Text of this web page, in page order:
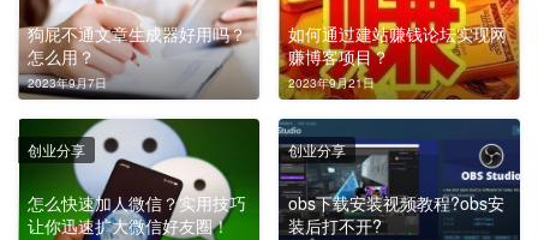
狗屁不通文章生成器好用吗？
怎么用？
2023年9月7日
如何通过建站赚钱论坛实现网
赚博客项目？
2023年9月21日
怎么快速加人微信？实用技巧
让你迅速扩大微信好友圈！
创业分享
obs下载安装视频教程?obs安
装后打不开?
创业分享